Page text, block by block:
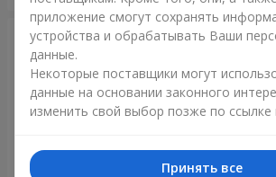
приложение смогут сохранять
устройства и обрабатывать Ваши
данные.
Некоторые поставщики могут
данные на основании законного
изменить свой выбор позже по ссылке
Принять все